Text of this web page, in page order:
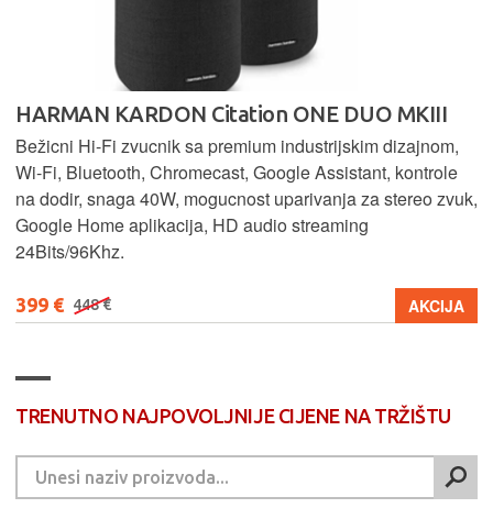
HARMAN KARDON Citation ONE DUO MKIII
Bežicni Hi-Fi zvucnik sa premium industrijskim dizajnom,
Wi-Fi, Bluetooth, Chromecast, Google Assistant, kontrole
na dodir, snaga 40W, mogucnost uparivanja za stereo zvuk,
Google Home aplikacija, HD audio streaming
24Bits/96Khz.
399 € 448 € AKCIJA
TRENUTNO NAJPOVOLJNIJE CIJENE NA TRŽIŠTU